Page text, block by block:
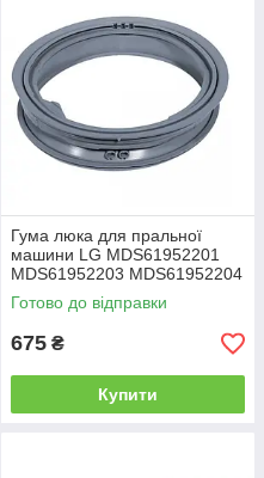
Гума люка для пральної
машини LG MDS61952201
MDS61952203 MDS61952204
Готово до відправки
675 ₴
Купити